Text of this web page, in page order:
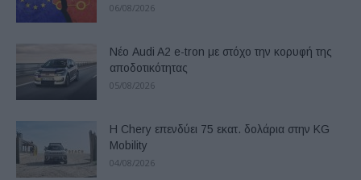
06/08/2026
Νέο Audi A2 e-tron με στόχο την κορυφή της
αποδοτικότητας
05/08/2026
Η Chery επενδύει 75 εκατ. δολάρια στην KG
Mobility
04/08/2026